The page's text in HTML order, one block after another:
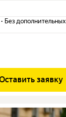
· Без дополнительных
заявку